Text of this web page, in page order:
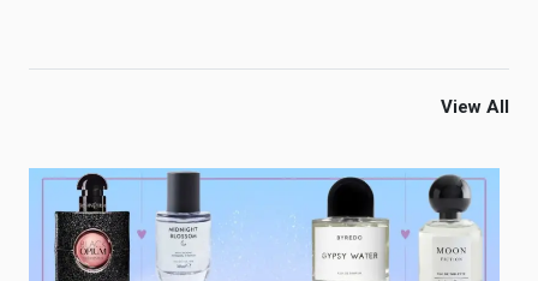
View All